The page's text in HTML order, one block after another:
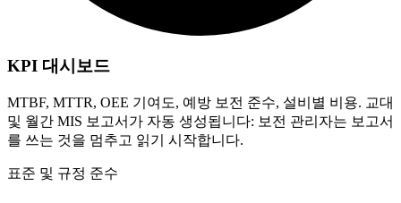
KPI 대시보드
MTBF, MTTR, OEE 기여도, 예방 보전 준수, 설비별 비용. 교대
및 월간 MIS 보고서가 자동 생성됩니다: 보전 관리자는 보고서
를 쓰는 것을 멈추고 읽기 시작합니다.
표준 및 규정 준수